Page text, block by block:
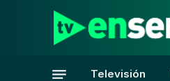
Televisión